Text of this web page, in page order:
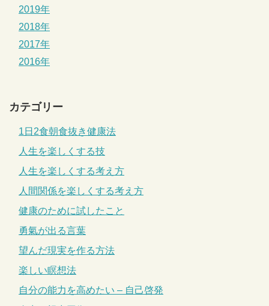
2019年
2018年
2017年
2016年
カテゴリー
1日2食朝食抜き健康法
人生を楽しくする技
人生を楽しくする考え方
人間関係を楽しくする考え方
健康のために試したこと
勇氣が出る言葉
望んだ現実を作る方法
楽しい瞑想法
自分の能力を高めたい – 自己啓発